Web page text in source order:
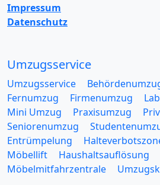
Impressum
Datenschutz
Umzugsservice
Umzugsservice
Fernumzug
Firmenumzug
Mini Umzug
Praxisumzug
Seniorenumzug
Entrümpelung
Möbellift
Haushaltsauflösung
Möbelmitfahrzentrale